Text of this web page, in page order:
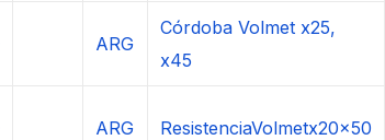
ARG
Córdoba Volmet x25,
x45
ARG ResistenciaVolmetx20x50